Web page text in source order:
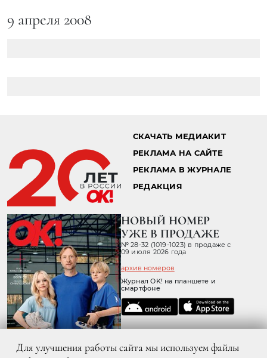
9 апреля 2008
СКАЧАТЬ МЕДИАКИТ
РЕКЛАМА НА САЙТЕ
РЕКЛАМА В ЖУРНАЛЕ
РЕДАКЦИЯ
НОВЫЙ НОМЕР
УЖЕ В ПРОДАЖЕ
№ 28-32 (1019-1023) в продаже с
09 июля 2026 года
архив номеров
Журнал OK! на планшете и
смартфоне
Для улучшения работы сайта мы используем файлы